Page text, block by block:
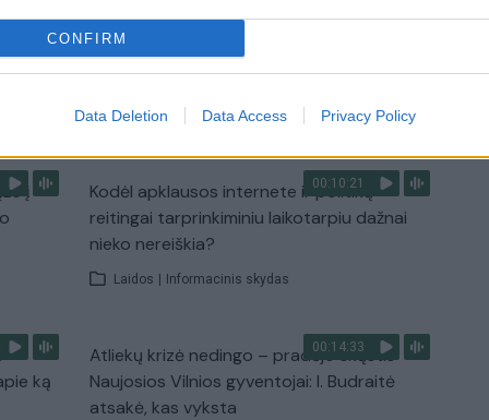
CONFIRM
Data Deletion Data Access Privacy Policy
Visi įrašai
į
00:10:21
Kodėl apklausos internete ir politikų
reitingai tarprinkiminiu laikotarpiu dažnai
nieko nereiškia?
Laidos | Informacinis skydas
–
ką
00:14:33
Atliekų krizė nedingo – pradėjo skųstis
Naujosios Vilnios gyventojai: I. Budraitė
atsakė, kas vyksta